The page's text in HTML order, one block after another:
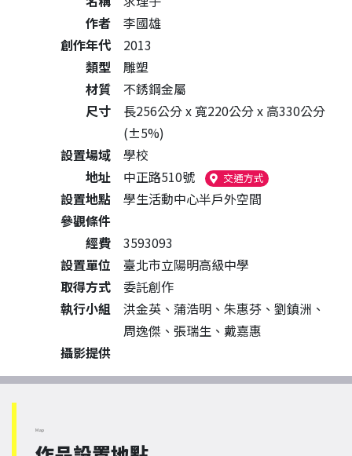
作者
李國雄
創作年代
2013
類型
雕塑
材質
不銹鋼金屬
尺寸
長256公分 x 寬220公分 x 高330公分
(±5%)
設置場域
學校
地址
中正路510號 交通方式（另開新視窗）
設置地點
學生活動中心半戶外空間
參觀條件
經費
3593093
設置單位
臺北市立陽明高級中學
取得方式
委託創作
執行小組
洪金英、蒲浩明、朱惠芬、劉鎮洲、
周逸傑、張瑞生、戴嘉惠
攝影提供
Map